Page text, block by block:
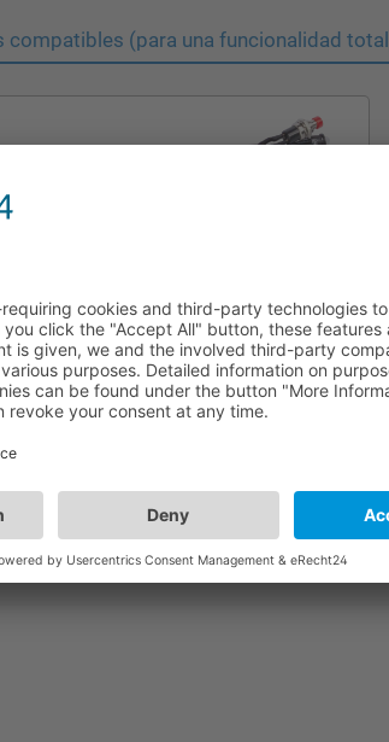
compatibles (para una funcionalidad
HBEM01